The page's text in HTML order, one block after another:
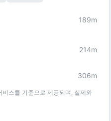
189m
214m
306m
스를 기준으로 제공되며, 실제와